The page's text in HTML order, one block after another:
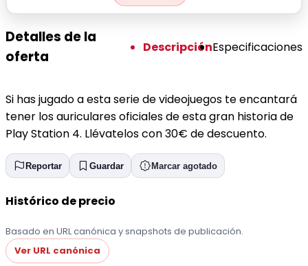
Detalles de la
oferta
DescripciónEspecificaciones
Si has jugado a esta serie de videojuegos te encantará
tener los auriculares oficiales de esta gran historia de
Play Station 4. Llévatelos con 30€ de descuento.
Reportar Guardar Marcar agotado
Histórico de precio
Basado en URL canónica y snapshots de publicación.
Ver URL canónica